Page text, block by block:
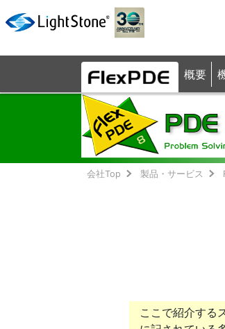
概要
会社Top 製品・サービス
ここで紹介する